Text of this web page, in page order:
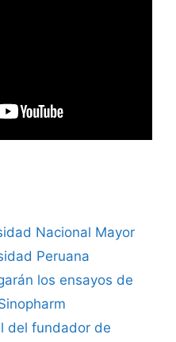
Nacional Mayor
Peruana
los ensayos de
del fundador de